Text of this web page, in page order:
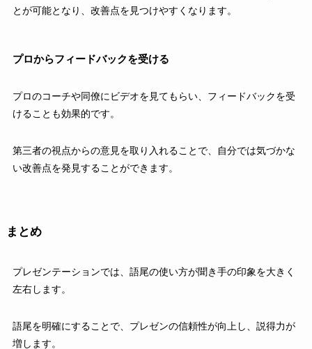
とが可能となり、改善点を見つけやすくなります。
プロからフィードバックを受ける
プロのコーチや同僚にビデオを見てもらい、フィードバックを受
けることも効果的です。
第三者の視点からの意見を取り入れることで、自分では気づかな
い改善点を発見することができます。
まとめ
プレゼンテーションでは、語尾の使い方が聞き手の印象を大きく
左右します。
語尾を明確にすることで、プレゼンの信頼性が向上し、説得力が
増します。